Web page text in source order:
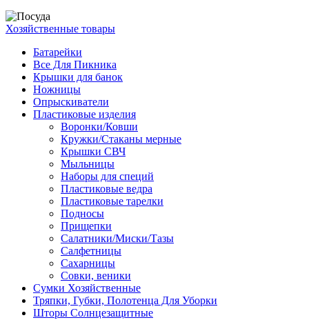
Хозяйственные товары
Батарейки
Все Для Пикника
Крышки для банок
Ножницы
Опрыскиватели
Пластиковые изделия
Воронки/Ковши
Кружки/Стаканы мерные
Крышки СВЧ
Мыльницы
Наборы для специй
Пластиковые ведра
Пластиковые тарелки
Подносы
Прищепки
Салатники/Миски/Тазы
Салфетницы
Сахарницы
Совки, веники
Сумки Хозяйственные
Тряпки, Губки, Полотенца Для Уборки
Шторы Солнцезащитные